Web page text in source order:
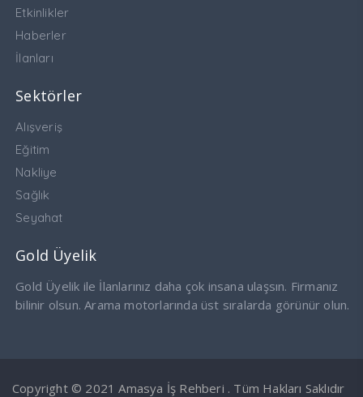
Etkinlikler
Haberler
İlanları
Sektörler
Alışveriş
Eğitim
Nakliye
Sağlık
Seyahat
Gold Üyelik
Gold Üyelik ile İlanlarınız daha çok insana ulaşsın. Firmanız
bilinir olsun. Arama motorlarında üst sıralarda görünür olun.
Copyright © 2021 Amasya İş Rehberi . Tüm Hakları Saklıdır